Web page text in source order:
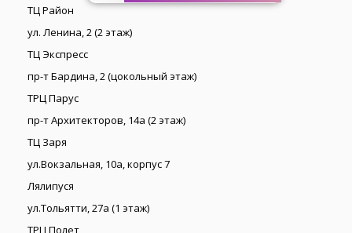
ТЦ Район
ул. Ленина, 2 (2 этаж)
ТЦ Экспресс
пр-т Бардина, 2 (цокольный этаж)
ТРЦ Парус
пр-т Архитекторов, 14а (2 этаж)
ТЦ Заря
ул.Вокзальная, 10а, корпус 7
Лялипуся
ул.Тольятти, 27а (1 этаж)
ТРЦ Полет